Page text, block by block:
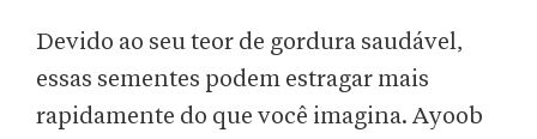
Devido ao seu teor de gordura saudável,
essas sementes podem estragar mais
rapidamente do que você imagina. Ayoob